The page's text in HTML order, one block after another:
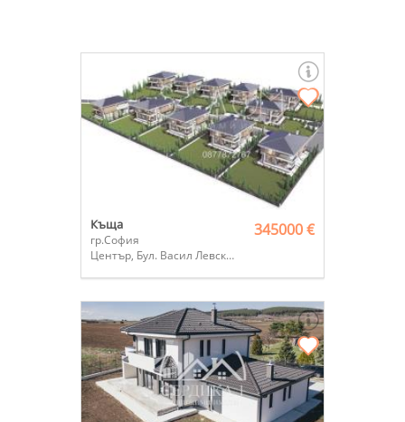
Къща
гр.София
Център, Бул. Васил Левски и Бул. Евлоги Георгиев
345000 €